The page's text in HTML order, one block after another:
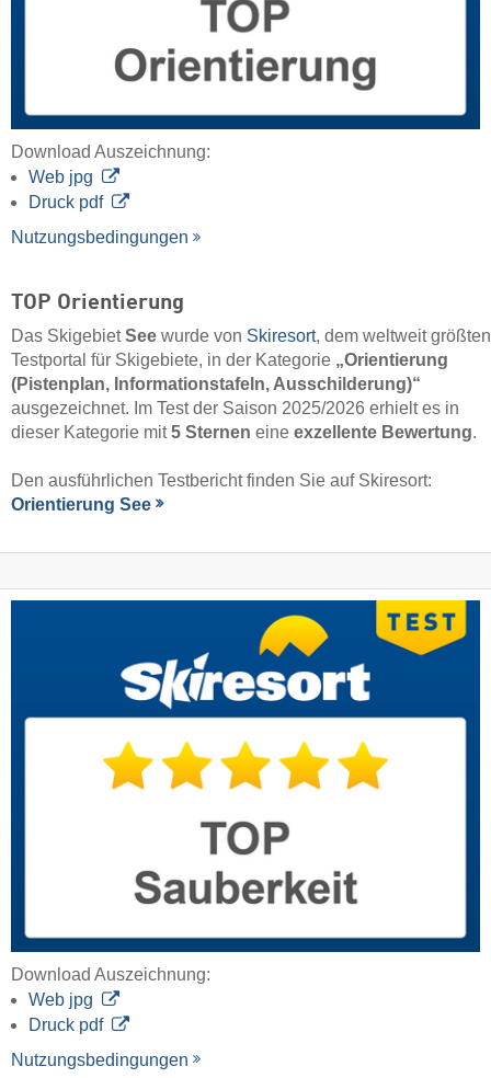
Download Auszeichnung:
Web jpg
Druck pdf
Nutzungsbedingungen
TOP Orientierung
Das SkigebietSee wurde von Skiresort, dem weltweit größten
Testportal für Skigebiete, in der Kategorie „Orientierung
(Pistenplan, Informationstafeln, Ausschilderung)“
ausgezeichnet. Im Test der Saison 2025/2026 erhielt es in
dieser Kategorie mit5 Sternen eine exzellente Bewertung.
Den ausführlichen Testbericht finden Sie auf Skiresort:
Orientierung See
Download Auszeichnung:
Web jpg
Druck pdf
Nutzungsbedingungen